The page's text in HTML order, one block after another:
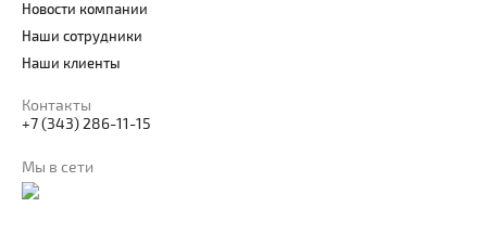
Новости компании
Наши сотрудники
Наши клиенты
Контакты
+7 (343) 286-11-15
Мы в сети